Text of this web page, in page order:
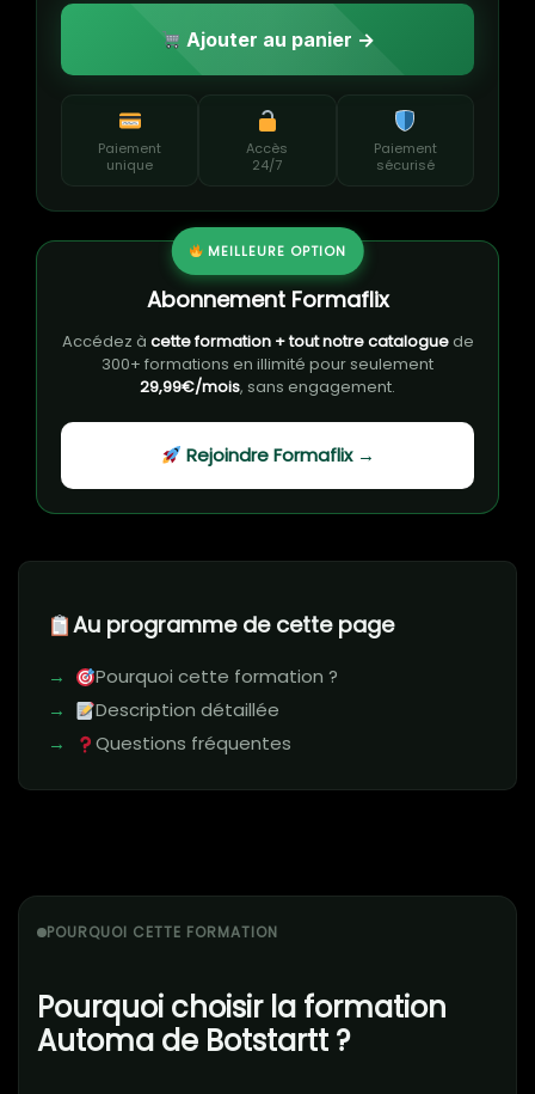
Au programme de cette page
Pourquoi cette formation ?
Description détaillée
Questions fréquentes
POURQUOI CETTE FORMATION
Pourquoi choisir la formation
Automa de Botstartt ?
Ajouter au panier →
Paiement
unique
Accès
24/7
Paiement
sécurisé
MEILLEURE OPTION
Abonnement Formaflix
Accédez à cette formation + tout notre cataloguede
300+ formations en illimité pour seulement
29,99€/mois, sans engagement.
Rejoindre Formaflix →